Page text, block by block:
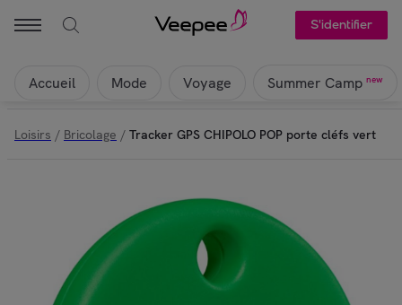
S'identifier
Accueil Mode Voyage Summer Camp new
Loisirs / Bricolage / Tracker GPS CHIPOLO POP porte cléfs vert